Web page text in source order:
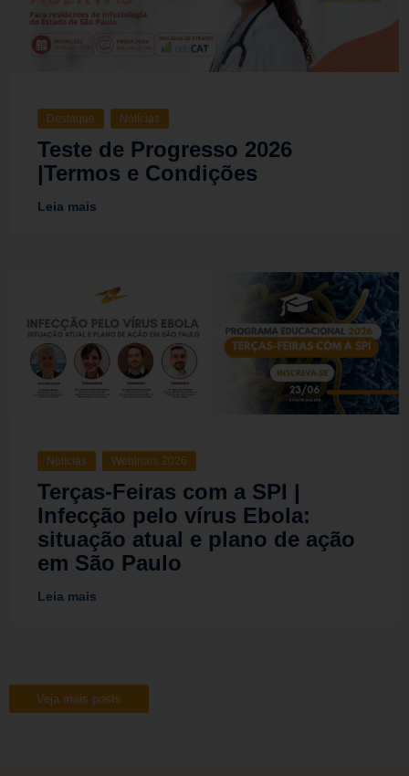
Destaque Notícias
Teste de Progresso 2026
|Termos e Condições
Leia mais
Notícias Webinars 2026
Terças-Feiras com a SPI |
Infecção pelo vírus Ebola:
situação atual e plano de ação
em São Paulo
Leia mais
Veja mais posts